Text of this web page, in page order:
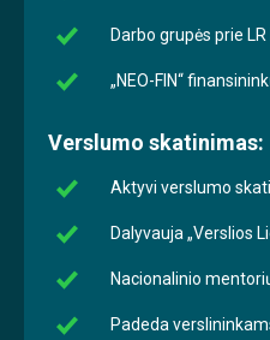
Darbo grupės prie LR
„NEO-FIN“
Verslumo skatinimas:
Aktyvi verslumo
Dalyvauja „Verslios
Nacionalinio
Padeda